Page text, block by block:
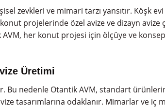
zevkleri ve mimari tarzı yansıtır. Köşk
projelerinde özel avize ve dizayn
her konut projesi için ölçüye ve
Üretimi
Bu nedenle Otantik AVM, standart
tasarımlarına odaklanır. Mimarlar ve